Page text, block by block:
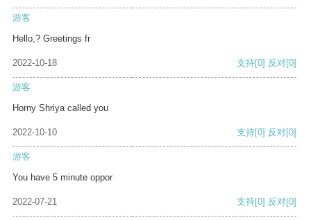
游客
Hello,? Greetings fr
2022-10-18 支持[0] 反对[0]
游客
Horny Shriya called you
2022-10-10 支持[0] 反对[0]
游客
You have 5 minute oppor
2022-07-21 支持[0] 反对[0]